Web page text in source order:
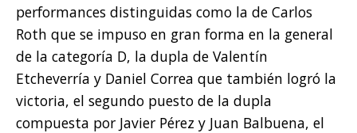
performances distinguidas como la de Carlos
Roth que se impuso en gran forma en la general
de la categoría D, la dupla de Valentín
Etcheverría y Daniel Correa que también logró la
victoria, el segundo puesto de la dupla
compuesta por Javier Pérez y Juan Balbuena, el